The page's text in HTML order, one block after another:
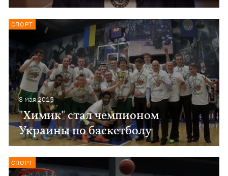
8 мая 2015
"Химик" стал чемпионом
Украины по баскетболу
СПОРТ
СПОРТ